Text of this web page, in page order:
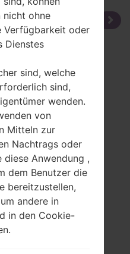
nicht ohne
Verfügbarkeit oder
Dienstes
sind, welche
sind,
wenden.
von
Mitteln zur
Nachtrags oder
Anwendung ,
dem Benutzer die
bereitzustellen,
andere in
in den Cookie-